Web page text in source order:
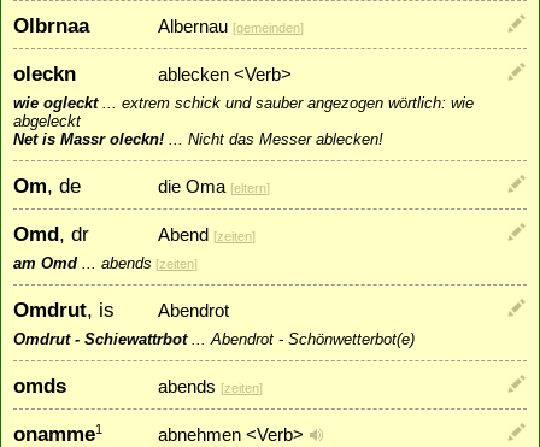
Olbrnaa Albernau [gemeinden]
oleckn ablecken <Verb>
wie ogleckt... extrem schick und sauber angezogen wörtlich: wie
abgeleckt
Net is Massr oleckn!
Nicht das Messer ablecken!
Om, de die Oma [eltern]
Omd, dr Abend [zeiten]
am Omd abends [zeiten]
Omdrut, is Abendrot
Omdrut - Schiewattrbot... Abendrot - Schönwetterbot(e)
omds abends [zeiten]
onamme1 abnehmen <Verb>